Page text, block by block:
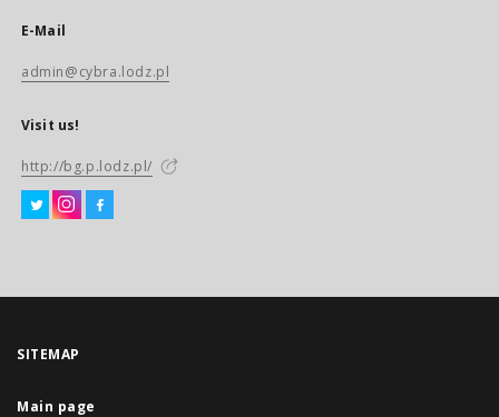
E-Mail
admin@cybra.lodz.pl
Visit us!
http://bg.p.lodz.pl/
SITEMAP
Main page